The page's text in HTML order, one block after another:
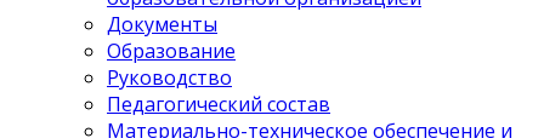
Документы
Образование
Руководство
Педагогический состав
Материально-техническое обеспечение и